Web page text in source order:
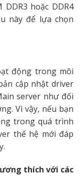
hoặc DDR4
này để lựa chọn
động trong môi
cập nhật driver
server như đối
Vì vậy, nếu bạn
trong quá trình
thế hệ mới đáp
thích với các